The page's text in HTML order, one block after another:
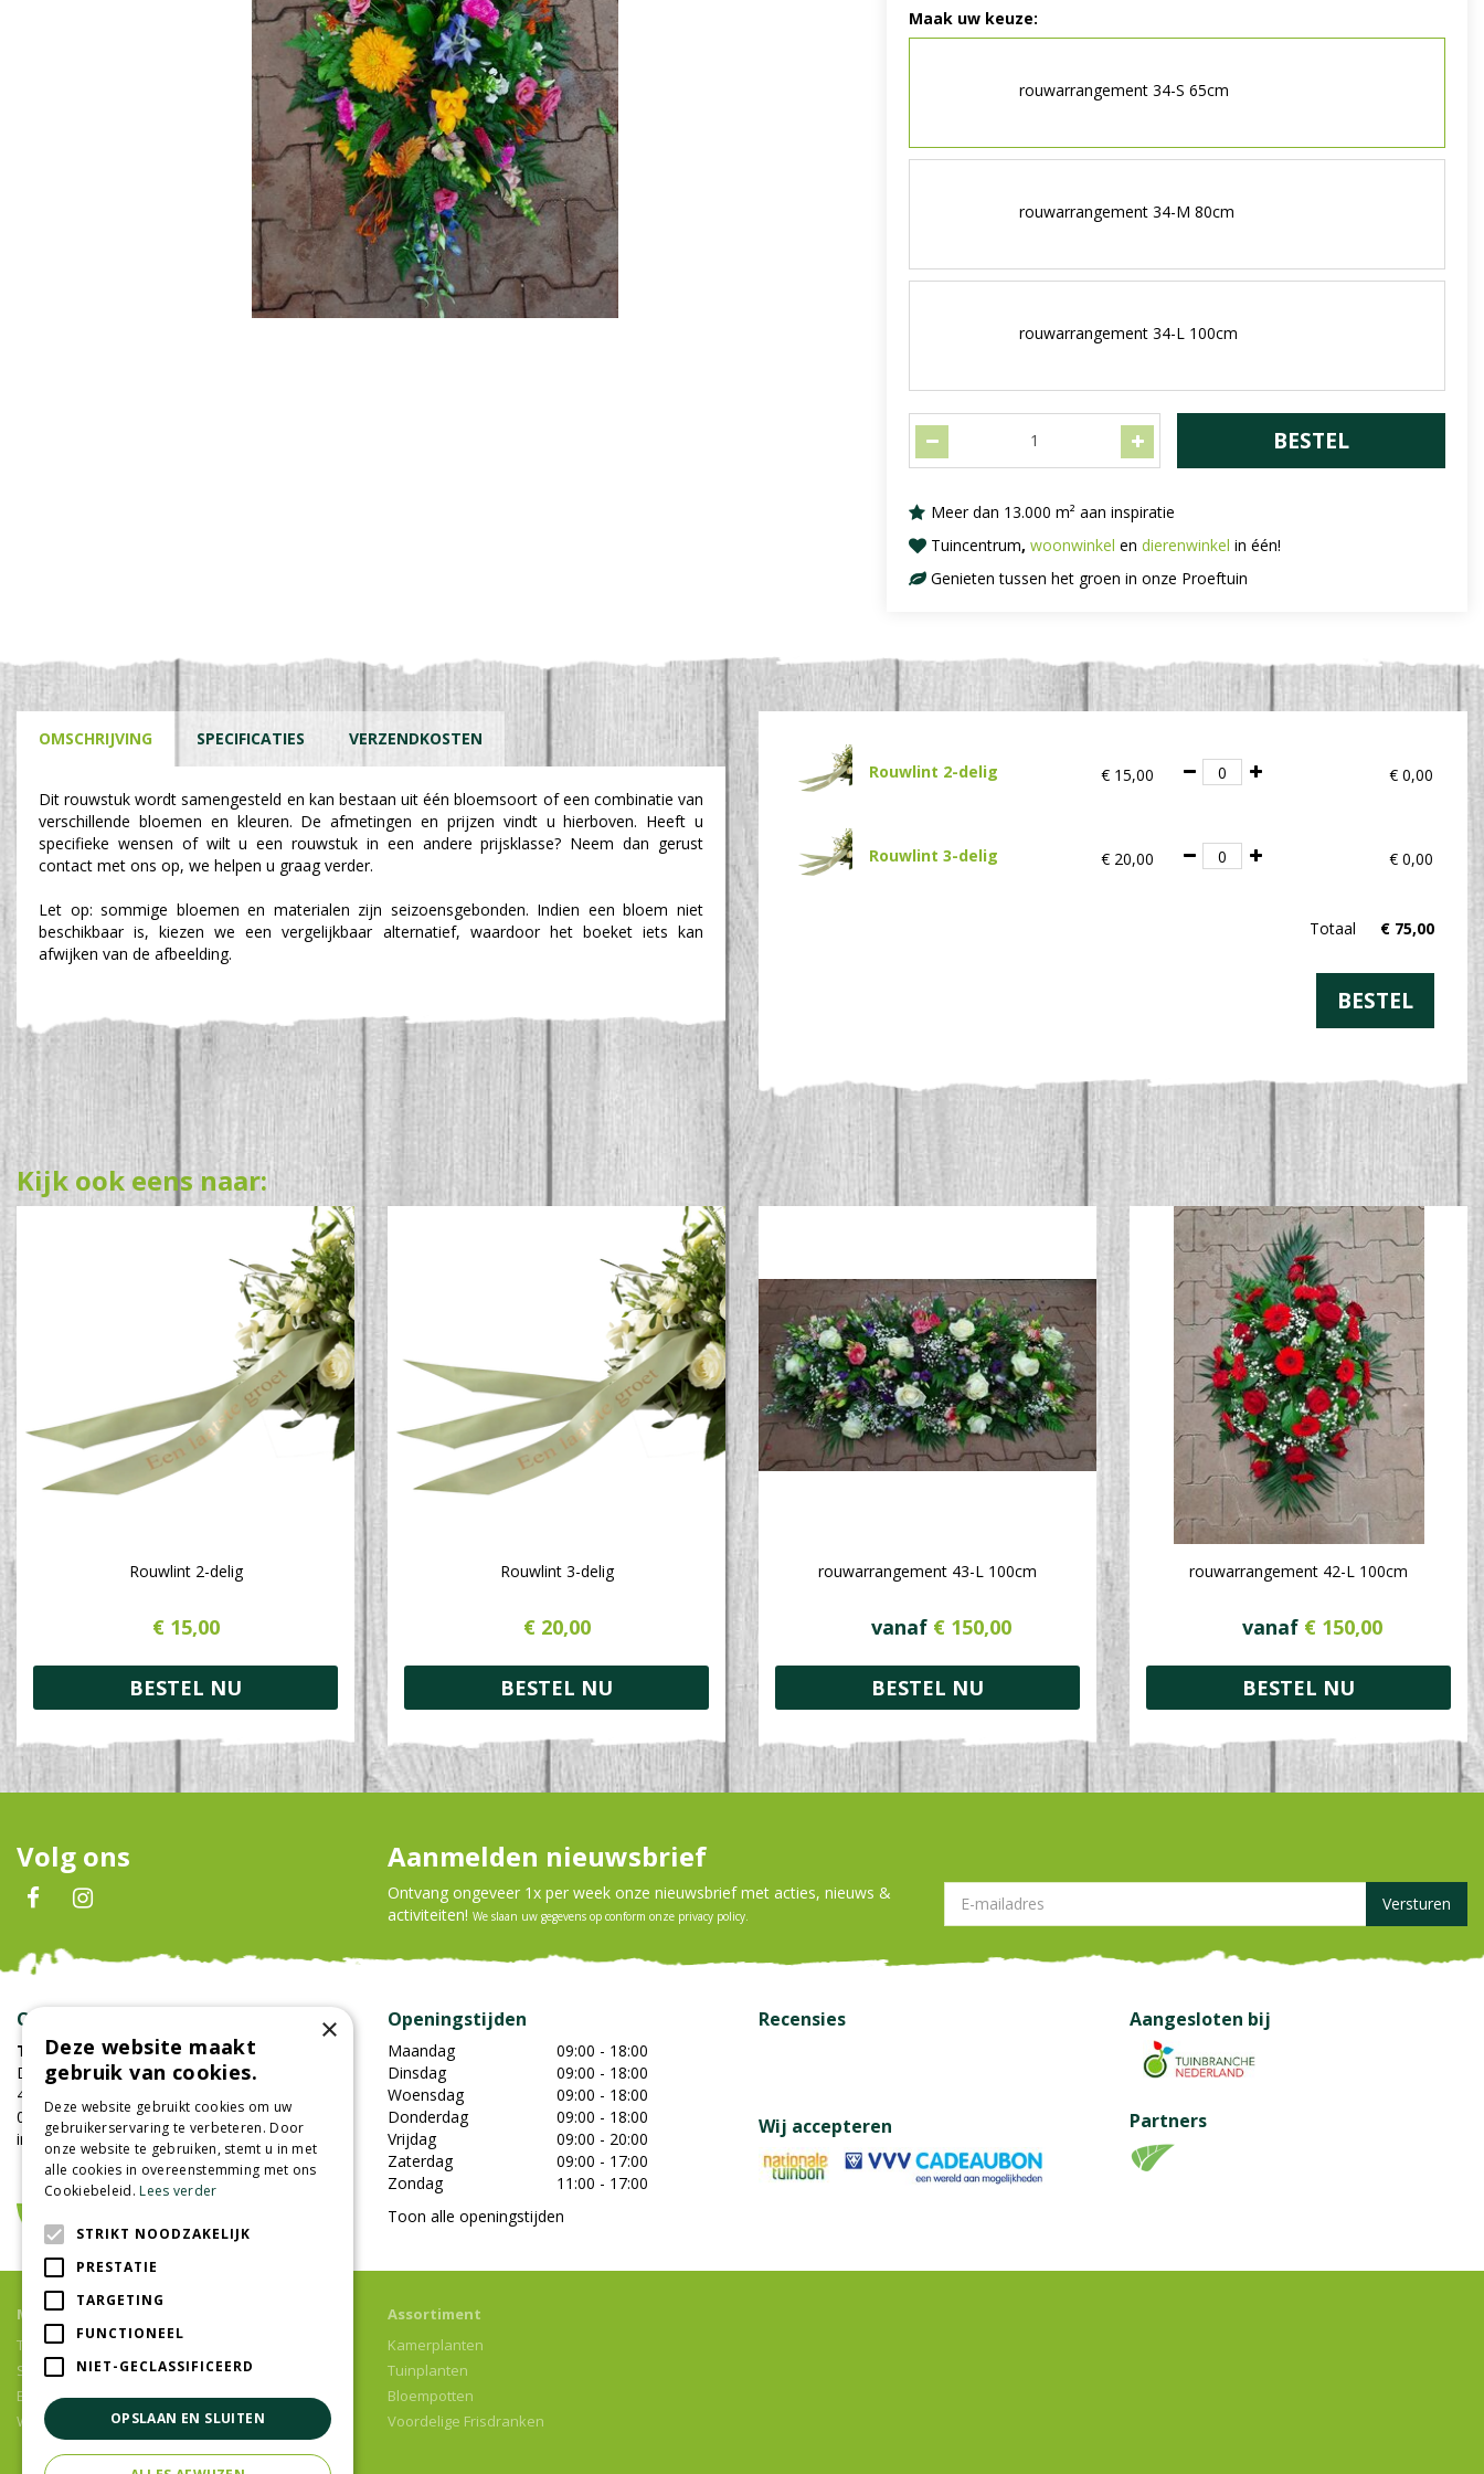
Maak uw keuze:
rouwarrangement 34-S 65cm
rouwarrangement 34-M 80cm
rouwarrangement 34-L 100cm
Meer dan 13.000 m² aan inspiratie
Tuincentrum,woonwinkelendierenwinkel in één!
Genieten tussen het groen in onze Proeftuin
OMSCHRIJVING SPECIFICATIES VERZENDKOSTEN
Dit rouwstuk wordt samengesteld en kan bestaan uit één bloemsoort of een combinatie van
verschillende bloemen en kleuren. De afmetingen en prijzen vindt u hierboven. Heeft u
specifieke wensen of wilt u een rouwstuk in een andere prijsklasse? Neem dan gerust
contact met ons op, we helpen u graag verder.
Let op: sommige bloemen en materialen zijn seizoensgebonden. Indien een bloem niet
beschikbaar is, kiezen we een vergelijkbaar alternatief, waardoor het boeket iets kan
afwijken van de afbeelding.
Rouwlint 2-delig € 15,00 € 0,00
Rouwlint 3-delig € 20,00 € 0,00
Totaal € 75,00
Kijk ook eens naar:
Rouwlint 2-delig
€ 15,00
BESTEL NU
Rouwlint 3-delig
€ 20,00
BESTEL NU
rouwarrangement 43-L 100cm
vanaf € 150,00
BESTEL NU
rouwarrangement 42-L 100cm
vanaf € 150,00
BESTEL NU
Aanmelden nieuwsbrief
Ontvang ongeveer 1x per week onze nieuwsbrief met acties, nieuws &
activiteiten! We slaan uw gegevens op conform onze privacy policy.
Volg ons
Contact
Tuincentrum Oosterhout
Damweg 7
4905BS Oosterhout
0162-451852
info@tuincentrumoosterhout.nl
Openingstijden
Maandag
09:00 - 18:00
Dinsdag
09:00 - 18:00
Woensdag
09:00 - 18:00
Donderdag
09:00 - 18:00
Vrijdag
09:00 - 20:00
Zaterdag
09:00 - 17:00
Zondag
11:00 - 17:00
Toon alle openingstijden
Recensies Aangesloten bij
Partners
Wij accepteren
Meer informatie
Tuincentrum
Speelparadijs
Bloemenwinkel
Woonwinkel
Assortiment
Kamerplanten
Tuinplanten
Bloempotten
Voordelige Frisdranken
×
Deze website maakt
gebruik van cookies.
Deze website gebruikt cookies om uw
gebruikerservaring te verbeteren. Door
onze website te gebruiken, stemt u in met
alle cookies in overeenstemming met ons
Cookiebeleid.Lees verder
STRIKT NOODZAKELIJK
PRESTATIE
TARGETING
FUNCTIONEEL
NIET-GECLASSIFICEERD
OPSLAAN EN SLUITEN